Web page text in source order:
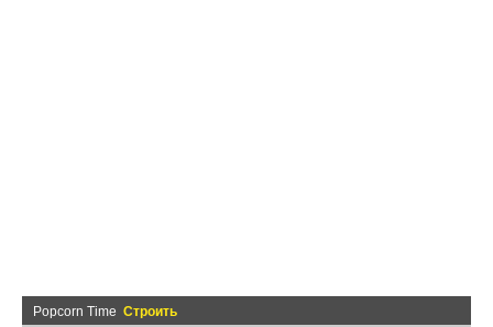
Popcorn Time Строить